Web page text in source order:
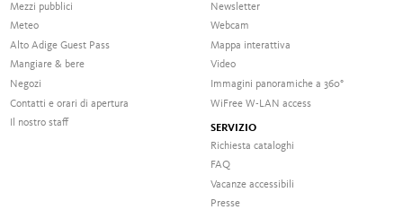
Mezzi pubblici
Meteo
Alto Adige Guest Pass
Mangiare & bere
Negozi
Contatti e orari di apertura
Il nostro staff
Newsletter
Webcam
Mappa interattiva
Video
Immagini panoramiche a 360°
WiFree W-LAN access
SERVIZIO
Richiesta cataloghi
FAQ
Vacanze accessibili
Presse